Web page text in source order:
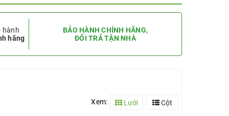
hành
hãng
BẢO HÀNH CHÍNH HÃNG,
ĐỔI TRẢ TẬN NHÀ
Xem: Lưới Cột